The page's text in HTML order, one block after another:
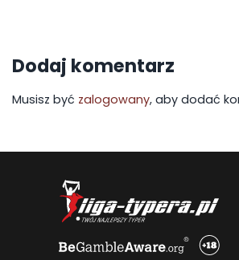
Dodaj komentarz
Musisz być zalogowany, aby dodać